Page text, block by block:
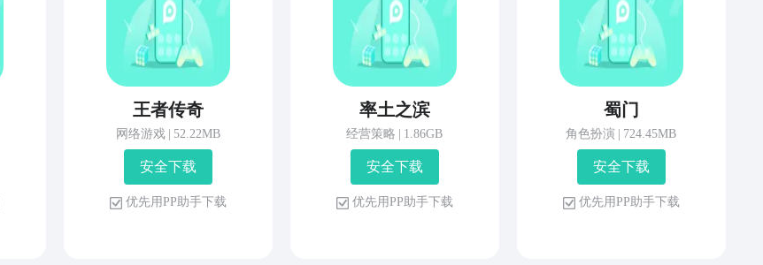
王者传奇
网络游戏 52.22MB
安 全 下 载
优 先 用 P P 助 手 下 载
率土之滨
经营策略 1.86GB
安 全 下 载
优 先 用 P P 助 手 下 载
蜀门
角色扮演 724.45MB
安 全 下 载
优 先 用 P P 助 手 下 载